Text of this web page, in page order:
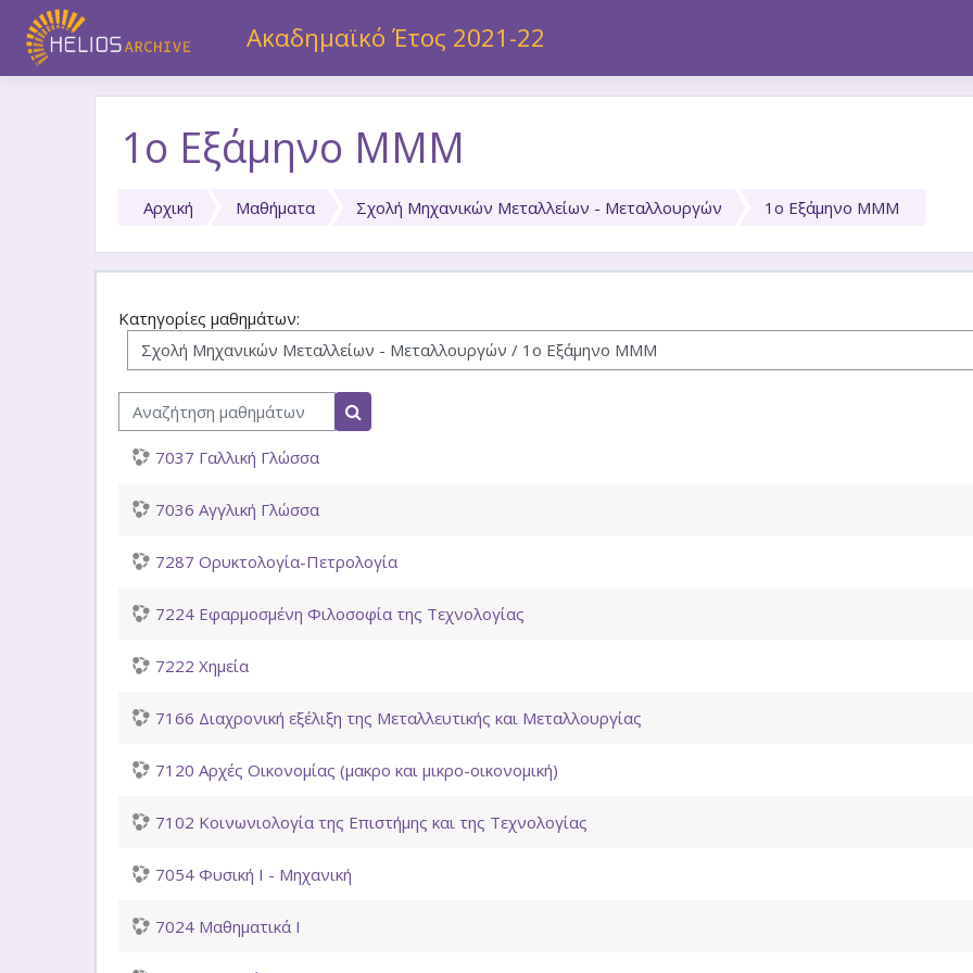
Ακαδημαϊκό Έτος 2021-22
Μετάβαση στο κεντρικό περιεχόμενο
1ο Εξάμηνο ΜΜΜ
Αρχική Μαθήματα Σχολή Μηχανικών Μεταλλείων - Μεταλλουργών 1ο Εξάμηνο ΜΜΜ
Κατηγορίες μαθημάτων:
Αναζήτηση μαθημάτων
Αναζήτηση μαθημάτων
7037 Γαλλική Γλώσσα
7036 Αγγλική Γλώσσα
7287 Ορυκτολογία-Πετρολογία
7224 Εφαρμοσμένη Φιλοσοφία της Τεχνολογίας
7222 Χημεία
7166 Διαχρονική εξέλιξη της Μεταλλευτικής και Μεταλλουργίας
7120 Αρχές Οικονομίας (μακρο και μικρο-οικονομική)
7102 Κοινωνιολογία της Επιστήμης και της Τεχνολογίας
7054 Φυσική Ι - Μηχανική
7024 Μαθηματικά Ι